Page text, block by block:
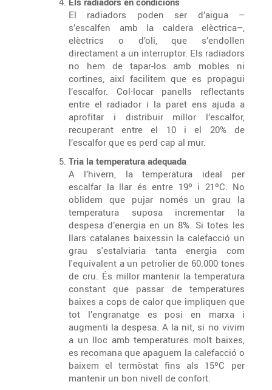
El radiadors poden ser d’aigua –
s’escalfen amb la caldera elèctrica–,
elèctrics o d’oli, que s’endollen
directament a un interruptor. Els radiadors
no hem de tapar-los amb mobles ni
cortines, així facilitem que es propagui
l’escalfor. Col·locar panells reflectants
entre el radiador i la paret ens ajuda a
aprofitar i distribuir millor l’escalfor,
recuperant entre el 10 i el 20% de
l’escalfor que es perd cap al mur.
Tria la temperatura adequada
A l’hivern, la temperatura ideal per
escalfar la llar és entre 19º i 21ºC. No
oblidem que pujar només un grau la
temperatura suposa incrementar la
despesa d’energia en un 8%. Si totes les
llars catalanes baixessin la calefacció un
grau s'estalviaria tanta energia com
l'equivalent a un petrolier de 60.000 tones
de cru. És millor mantenir la temperatura
constant que passar de temperatures
baixes a cops de calor que impliquen que
tot l’engranatge es posi en marxa i
augmenti la despesa. A la nit, si no vivim
a un lloc amb temperatures molt baixes,
es recomana que apaguem la calefacció o
baixem el termòstat fins als 15ºC per
mantenir un bon nivell de confort.